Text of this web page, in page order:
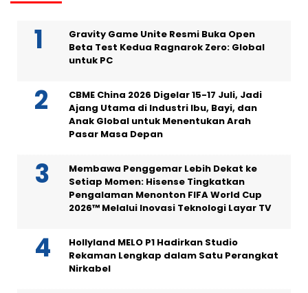
Gravity Game Unite Resmi Buka Open
Beta Test Kedua Ragnarok Zero: Global
untuk PC
CBME China 2026 Digelar 15-17 Juli, Jadi
Ajang Utama di Industri Ibu, Bayi, dan
Anak Global untuk Menentukan Arah
Pasar Masa Depan
Membawa Penggemar Lebih Dekat ke
Setiap Momen: Hisense Tingkatkan
Pengalaman Menonton FIFA World Cup
2026™ Melalui Inovasi Teknologi Layar TV
Hollyland MELO P1 Hadirkan Studio
Rekaman Lengkap dalam Satu Perangkat
Nirkabel